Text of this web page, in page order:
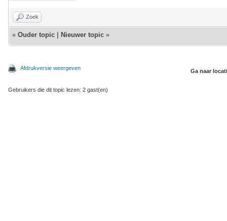
Zoek
« Ouder topic Nieuwer topic »
Afdrukversie weergeven Ga naar
Gebruikers die dit topic lezen: 2 gast(en)